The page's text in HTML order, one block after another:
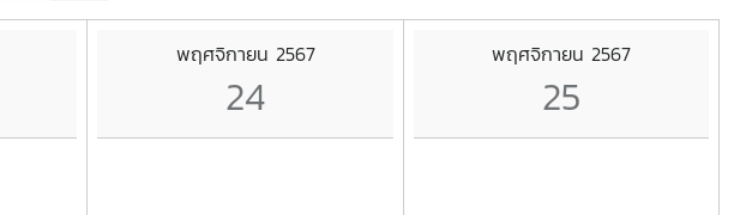
พฤศจิกายน 2567
24
พฤศจิกายน 2567
25